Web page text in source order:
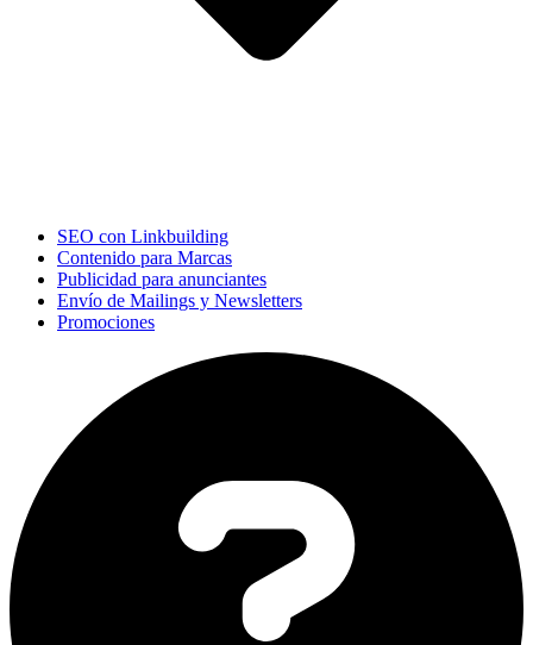
SEO con Linkbuilding
Contenido para Marcas
Publicidad para anunciantes
Envío de Mailings y Newsletters
Promociones